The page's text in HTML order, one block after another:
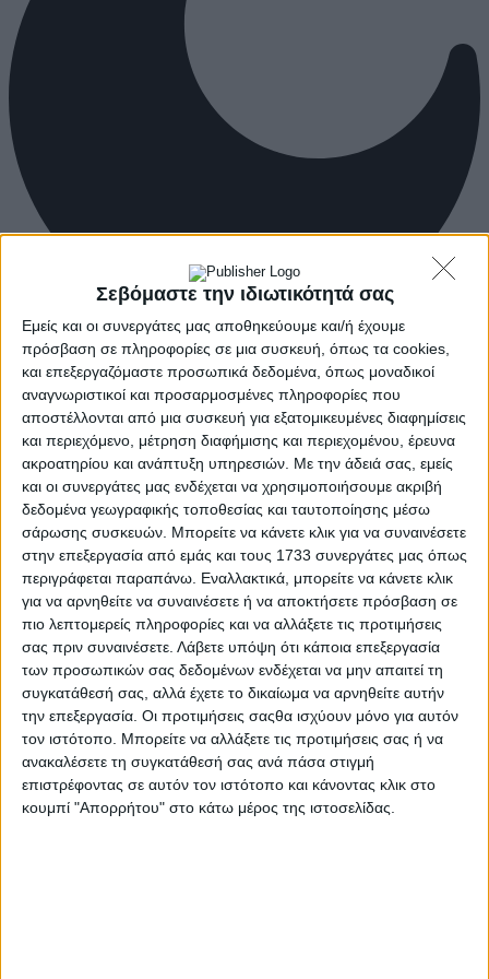
Σεβόμαστε την ιδιωτικότητά σας
Εμείς και οι συνεργάτες μας αποθηκεύουμε και/ή έχουμε
πρόσβαση σε πληροφορίες σε μια συσκευή, όπως τα cookies,
και επεξεργαζόμαστε προσωπικά δεδομένα, όπως μοναδικοί
αναγνωριστικοί και προσαρμοσμένες πληροφορίες που
αποστέλλονται από μια συσκευή για εξατομικευμένες διαφημίσεις
και περιεχόμενο, μέτρηση διαφήμισης και περιεχομένου, έρευνα
ακροατηρίου και ανάπτυξη υπηρεσιών. Με την άδειά σας, εμείς
και οι συνεργάτες μας ενδέχεται να χρησιμοποιήσουμε ακριβή
δεδομένα γεωγραφικής τοποθεσίας και ταυτοποίησης μέσω
σάρωσης συσκευών. Μπορείτε να κάνετε κλικ για να συναινέσετε
στην επεξεργασία από εμάς και τους 1733 συνεργάτες μας όπως
περιγράφεται παραπάνω. Εναλλακτικά, μπορείτε να κάνετε κλικ
για να αρνηθείτε να συναινέσετε ή να αποκτήσετε πρόσβαση σε
πιο λεπτομερείς πληροφορίες και να αλλάξετε τις προτιμήσεις
σας πριν συναινέσετε. Λάβετε υπόψη ότι κάποια επεξεργασία
των προσωπικών σας δεδομένων ενδέχεται να μην απαιτεί τη
συγκατάθεσή σας, αλλά έχετε το δικαίωμα να αρνηθείτε αυτήν
την επεξεργασία. Οι προτιμήσεις σαςθα ισχύουν μόνο για αυτόν
τον ιστότοπο. Μπορείτε να αλλάξετε τις προτιμήσεις σας ή να
ανακαλέσετε τη συγκατάθεσή σας ανά πάσα στιγμή
επιστρέφοντας σε αυτόν τον ιστότοπο και κάνοντας κλικ στο
κουμπί "Απορρήτου" στο κάτω μέρος της ιστοσελίδας.